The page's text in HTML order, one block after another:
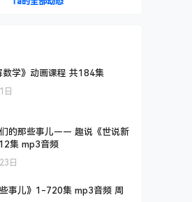
数学》动画课程 共184集
日
的那些事儿—— 趣说《世说新
集 mp3音频
日
事儿》1-720集 mp3音频 周